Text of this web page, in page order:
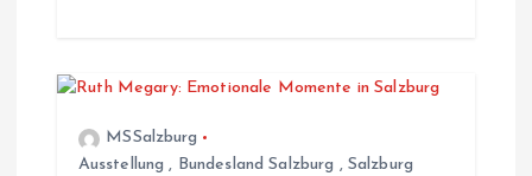
t
MSSalzburg
Ausstellung , Bundesland Salzburg , Salzburg